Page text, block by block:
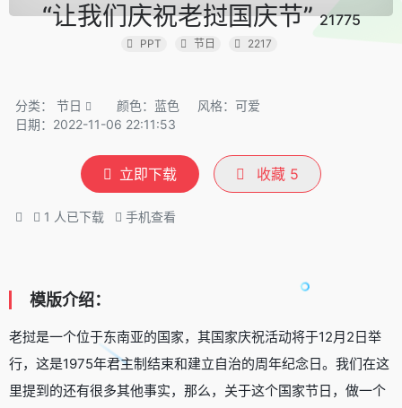
“让我们庆祝老挝国庆节”21775
PPT 节日 2217
分类： 节日 颜色：蓝色
风格：可爱
日期：2022-11-06 22:11:53
立即下载 收藏 5
1 人已下载 手机查看
模版介绍：
老挝是一个位于东南亚的国家，其国家庆祝活动将于12月2日举
行，这是1975年君主制结束和建立自治的周年纪念日。我们在这
里提到的还有很多其他事实，那么，关于这个国家节日，做一个